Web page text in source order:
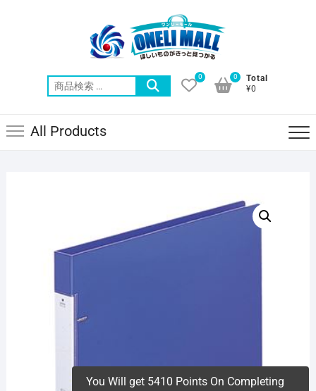
索
0
Total
¥0
0
All Products
You Will get 5410 Points On Completing